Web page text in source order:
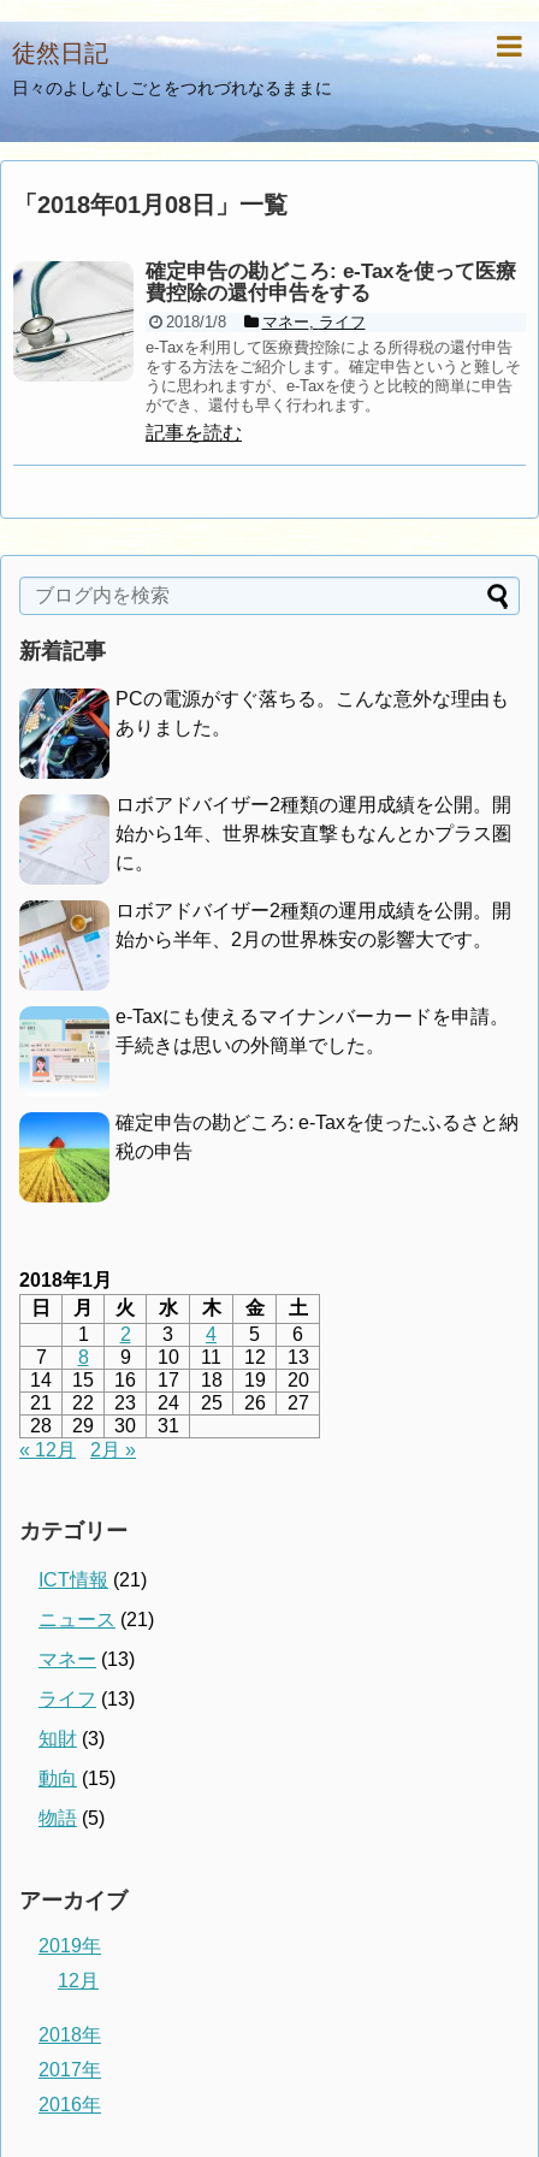
徒然日記
日々のよしなしごとをつれづれなるままに
「 2018年01月08日 」 一覧
確定申告の勘どころ: e-Taxを使って医療
費控除の還付申告をする
2018/1/8 マネー
ライフ
e-Taxを利用して医療費控除による所得税の還付申告
をする方法をご紹介します。確定申告というと難しそ
うに思われますが、e-Taxを使うと比較的簡単に申告
ができ、還付も早く行われます。
記事を読む
新着記事
PCの電源がすぐ落ちる。こんな意外な理由も
ありました。
ロボアドバイザー2種類の運用成績を公開。開
始から1年、世界株安直撃もなんとかプラス圏
に。
ロボアドバイザー2種類の運用成績を公開。開
始から半年、2月の世界株安の影響大です。
e-Taxにも使えるマイナンバーカードを申請。
手続きは思いの外簡単でした。
確定申告の勘どころ: e-Taxを使ったふるさと納
税の申告
2018年1月
日
月 火 水 木 金
土
1
2 3 4 5
6
7
8 9 10 11 12
13
14
15 16 17 18 19
20
21
22 23 24 25 26
27
28
29 30
31
« 12月
2月 »
カテゴリー
ICT情報 (21)
ニュース (21)
マネー (13)
ライフ (13)
知財 (3)
動向 (15)
物語 (5)
アーカイブ
2019年
12月
2018年
2017年
2016年